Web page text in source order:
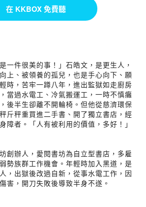
在 KKBOX 免費聽
一件很美的事！」石皓文，是更生人，
上、被領養的孤兒，也是手心向下、願
時，苦牢一蹲八年，進出監獄如走廚房
當過水電工、冷氣搬運工，一時不慎癱
後半生卻離不開輪椅。但他從慈濟環保
斤秤重買進二手書、開了獨立書店，經
障者。「人有被利用的價值，多好！」
創辦人，愛閱書坊為自立型書店，多雇
勢族群工作機會。年輕時加入黑道，是
，出獄後改過自新，從事水電工作，因
害，開刀失敗後導致半身不遂。